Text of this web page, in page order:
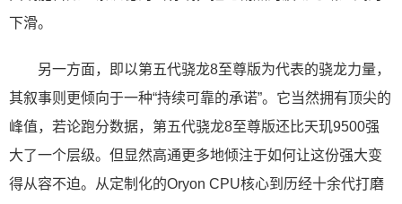
下滑。
另一方面，即以第五代骁龙8至尊版为代表的骁龙力量，
其叙事则更倾向于一种“持续可靠的承诺”。它当然拥有顶尖的
峰值，若论跑分数据，第五代骁龙8至尊版还比天玑9500强
大了一个层级。但显然高通更多地倾注于如何让这份强大变
得从容不迫。从定制化的Oryon CPU核心到历经十余代打磨